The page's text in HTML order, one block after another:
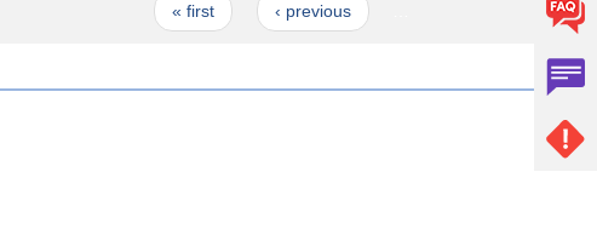
« first ‹ previous